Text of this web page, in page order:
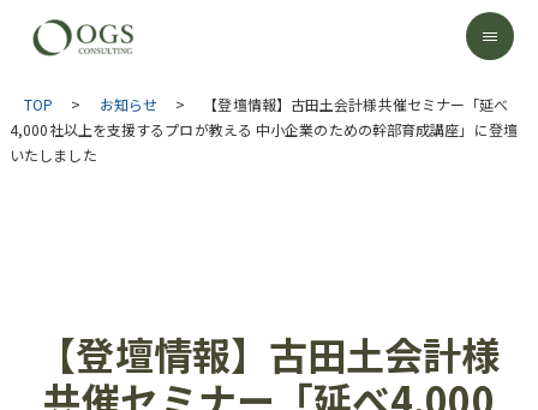
TOP > お知らせ >
【登壇情報】古田土会計様共催セミナー「延べ
4,000社以上を支援するプロが教える 中小企業のための幹部育成講座」に登壇
いたしました
【登壇情報】古田土会計様